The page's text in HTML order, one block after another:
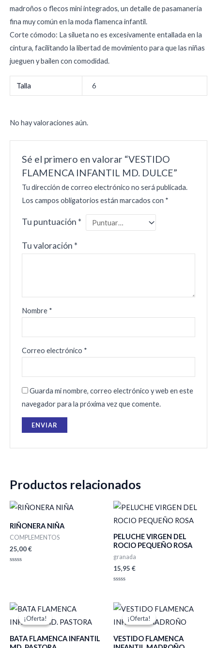
madroños o flecos mini integrados, un detalle de pasamanería
fina muy común en la moda flamenca infantil.
Corte cómodo: La silueta no es excesivamente entallada en la
cintura, facilitando la libertad de movimiento para que las niñas
jueguen y bailen con comodidad.
Talla 6
No hay valoraciones aún.
Sé el primero en valorar “VESTIDO
FLAMENCA INFANTIL MD. DULCE”
Tu dirección de correo electrónico no será publicada.
Los campos obligatorios están marcados con *
Tu puntuación *
Tu valoración *
Nombre *
Correo electrónico *
Guarda mi nombre, correo electrónico y web en este
navegador para la próxima vez que comente.
Productos relacionados
RIÑONERA NIÑA
COMPLEMENTOS
25,00€
PELUCHE VIRGEN DEL
ROCIO PEQUEÑO ROSA
granada
15,95 €
de
5
¡Oferta!
¡Oferta!
BATA FLAMENCA INFANTIL
El
precio
original
150,00 €.
El
precio
actual
105,00 €.
¡Oferta!
¡Oferta!
VESTIDO FLAMENCA
El
precio
original
105,00 €.
El
precio
actual
73,50 €.